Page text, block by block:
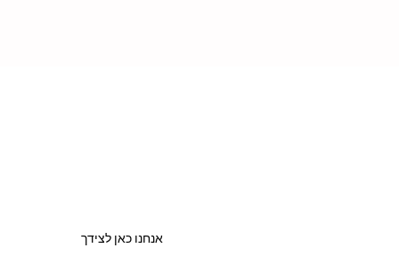
אנחנו כאן לצידך